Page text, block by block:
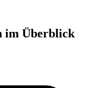
im Überblick